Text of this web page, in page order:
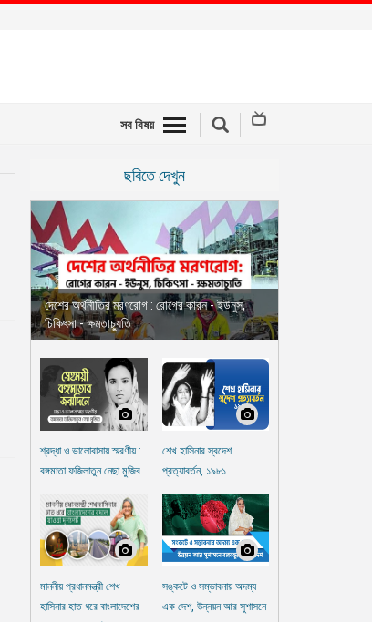
সব বিষয়
ছবিতে দেখুন
দেশের অর্থনীতির মরণরোগ : রোগের কারন - ইউনুস,
চিকিৎসা - ক্ষমতাচ্যুতি
শ্রদ্ধা ও ভালোবাসায় স্মরণীয় :
বঙ্গমাতা ফজিলাতুন নেছা মুজিব
শেখ হাসিনার স্বদেশ
প্রত্যাবর্তন, ১৯৮১
মাননীয় প্রধানমন্ত্রী শেখ
হাসিনার হাত ধরে বাংলাদেশের
সঙ্কটে ও সম্ভাবনায় অদম্য
এক দেশ, উন্নয়ন আর সুশাসনে